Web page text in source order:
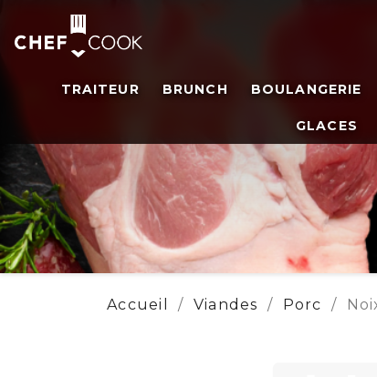
TRAITEUR BRUNCH BOULANGERIE
GLACES
Accueil Viandes Porc